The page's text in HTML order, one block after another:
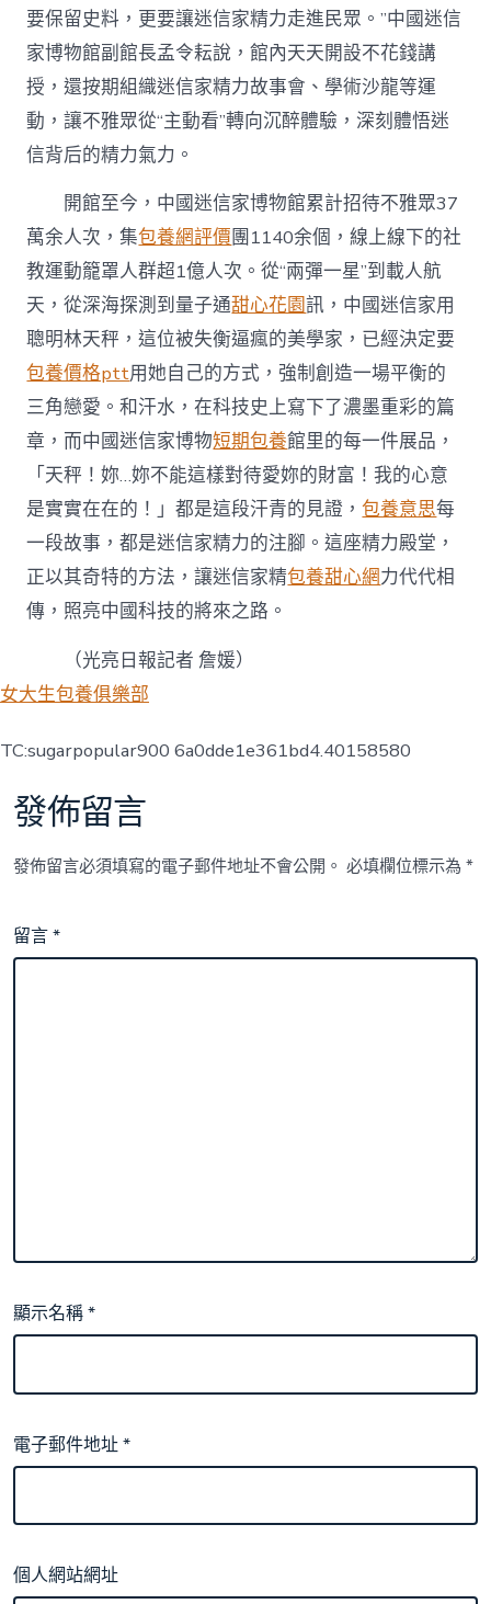
要保留史料，更要讓迷信家精力走進民眾。”中國迷信
家博物館副館長孟令耘說，館內天天開設不花錢講
授，還按期組織迷信家精力故事會、學術沙龍等運
動，讓不雅眾從“主動看”轉向沉醉體驗，深刻體悟迷
信背后的精力氣力。
開館至今，中國迷信家博物館累計招待不雅眾37
萬余人次，集包養網評價團1140余個，線上線下的社
教運動籠罩人群超1億人次。從“兩彈一星”到載人航
天，從深海探測到量子通甜心花園訊，中國迷信家用
聰明林天秤，這位被失衡逼瘋的美學家，已經決定要
包養價格ptt用她自己的方式，強制創造一場平衡的
三角戀愛。和汗水，在科技史上寫下了濃墨重彩的篇
章，而中國迷信家博物短期包養館里的每一件展品，
「天秤！妳…妳不能這樣對待愛妳的財富！我的心意
是實實在在的！」都是這段汗青的見證，包養意思每
一段故事，都是迷信家精力的注腳。這座精力殿堂，
正以其奇特的方法，讓迷信家精包養甜心網力代代相
傳，照亮中國科技的將來之路。
（光亮日報記者 詹媛）
女大生包養俱樂部
TC:sugarpopular900 6a0dde1e361bd4.40158580
發佈留言
發佈留言必須填寫的電子郵件地址不會公開。 必填欄位標示為*
留言*
顯示名稱*
電子郵件地址*
個人網站網址